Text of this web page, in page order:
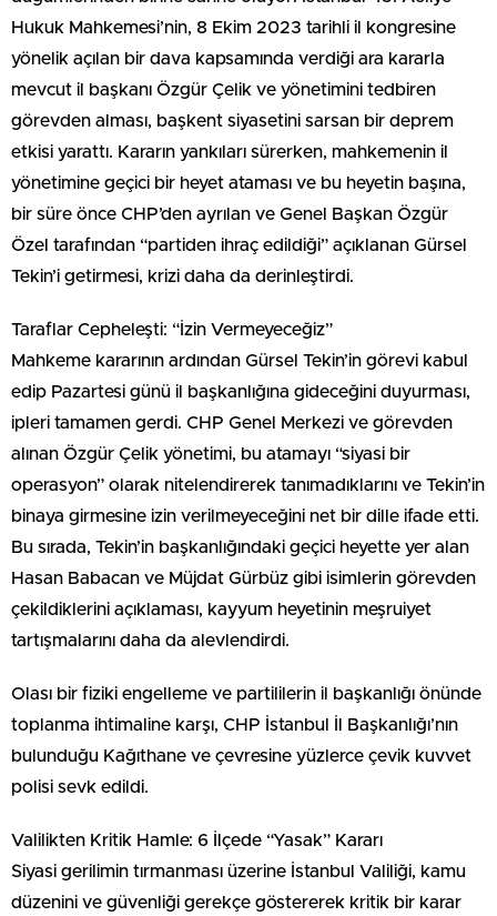
Hukuk Mahkemesi’nin, 8 Ekim 2023 tarihli il kongresine
yönelik açılan bir dava kapsamında verdiği ara kararla
mevcut il başkanı Özgür Çelik ve yönetimini tedbiren
görevden alması, başkent siyasetini sarsan bir deprem
etkisi yarattı. Kararın yankıları sürerken, mahkemenin il
yönetimine geçici bir heyet ataması ve bu heyetin başına,
bir süre önce CHP’den ayrılan ve Genel Başkan Özgür
Özel tarafından “partiden ihraç edildiği” açıklanan Gürsel
Tekin’i getirmesi, krizi daha da derinleştirdi.
Taraflar Cepheleşti: “İzin Vermeyeceğiz”
Mahkeme kararının ardından Gürsel Tekin’in görevi kabul
edip Pazartesi günü il başkanlığına gideceğini duyurması,
ipleri tamamen gerdi. CHP Genel Merkezi ve görevden
alınan Özgür Çelik yönetimi, bu atamayı “siyasi bir
operasyon” olarak nitelendirerek tanımadıklarını ve Tekin’in
binaya girmesine izin verilmeyeceğini net bir dille ifade etti.
Bu sırada, Tekin’in başkanlığındaki geçici heyette yer alan
Hasan Babacan ve Müjdat Gürbüz gibi isimlerin görevden
çekildiklerini açıklaması, kayyum heyetinin meşruiyet
tartışmalarını daha da alevlendirdi.
Olası bir fiziki engelleme ve partililerin il başkanlığı önünde
toplanma ihtimaline karşı, CHP İstanbul İl Başkanlığı’nın
bulunduğu Kağıthane ve çevresine yüzlerce çevik kuvvet
polisi sevk edildi.
Valilikten Kritik Hamle: 6 İlçede “Yasak” Kararı
Siyasi gerilimin tırmanması üzerine İstanbul Valiliği, kamu
düzenini ve güvenliği gerekçe göstererek kritik bir karar